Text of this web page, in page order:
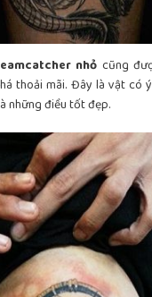
nhỏ cũng
thoải mãi. Đây là vật có
những điều tốt đẹp.